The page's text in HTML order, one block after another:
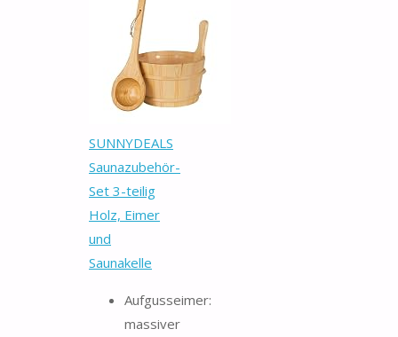
SUNNYDEALS
Saunazubehör-
Set 3-teilig
Holz, Eimer
und
Saunakelle
Aufgusseimer:
massiver